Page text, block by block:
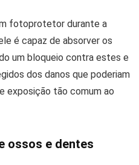
fotoprotetor durante a
é capaz de absorver os
um bloqueio contra estes e
dos danos que poderiam
exposição tão comum ao
ossos e dentes